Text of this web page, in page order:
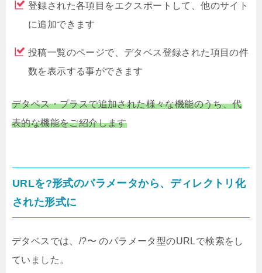
登録された各項目をエクスポートして、他のサイト
に追加できます
投稿一覧のページで、デタベス登録された項目の件
数を表示する事ができます
デタベス・プラスで追加された様々な機能のうち、代
表的な機能をご紹介します
URLを?形式のパラメータから、ディレクトリ化
された形式に
デタベスでは、/?〜 のパラメータ型のURLで検索をし
ていました。